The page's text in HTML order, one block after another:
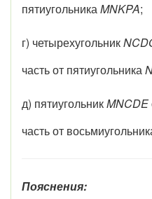
пятиугольникаMNKPA;
г) четырехугольник
часть от пятиугольника
д) пятиугольникMNCDE
часть от
Пояснения: